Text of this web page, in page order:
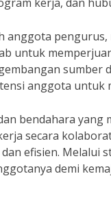
anggota
untuk
sumber
anggota untuk
bendahara yang
secara
efisien. Melalui
demi